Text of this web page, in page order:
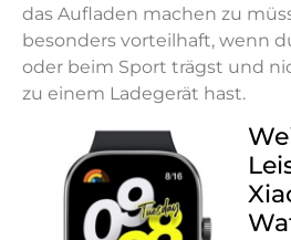
das Aufladen machen zu
besonders vorteilhaft, wenn
oder beim Sport trägst und
zu einem Ladegerät hast.